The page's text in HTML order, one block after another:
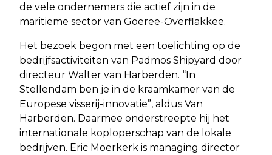
de vele ondernemers die actief zijn in de
maritieme sector van Goeree-Overflakkee.
Het bezoek begon met een toelichting op de
bedrijfsactiviteiten van Padmos Shipyard door
directeur Walter van Harberden. “In
Stellendam ben je in de kraamkamer van de
Europese visserij-innovatie”, aldus Van
Harberden. Daarmee onderstreepte hij het
internationale koploperschap van de lokale
bedrijven. Eric Moerkerk is managing director